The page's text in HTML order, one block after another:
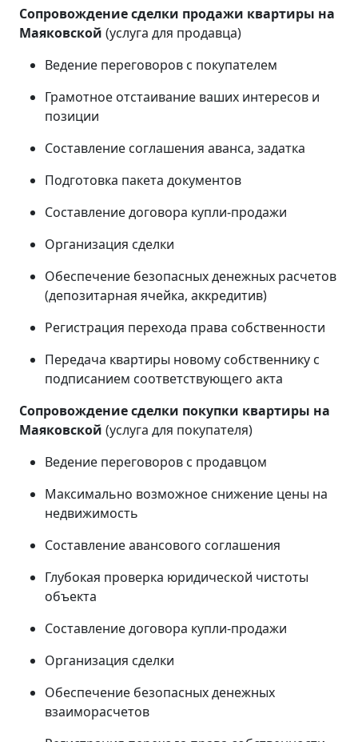
Сопровождение сделки продажи квартиры на
Маяковской (услуга для продавца)
Ведение переговоров с покупателем
Грамотное отстаивание ваших интересов и
позиции
Составление соглашения аванса, задатка
Подготовка пакета документов
Составление договора купли-продажи
Организация сделки
Обеспечение безопасных денежных расчетов
(депозитарная ячейка, аккредитив)
Регистрация перехода права собственности
Передача квартиры новому собственнику с
подписанием соответствующего акта
Сопровождение сделки покупки квартиры на
Маяковской (услуга для покупателя)
Ведение переговоров с продавцом
Максимально возможное снижение цены на
недвижимость
Составление авансового соглашения
Глубокая проверка юридической чистоты
объекта
Составление договора купли-продажи
Организация сделки
Обеспечение безопасных денежных
взаиморасчетов